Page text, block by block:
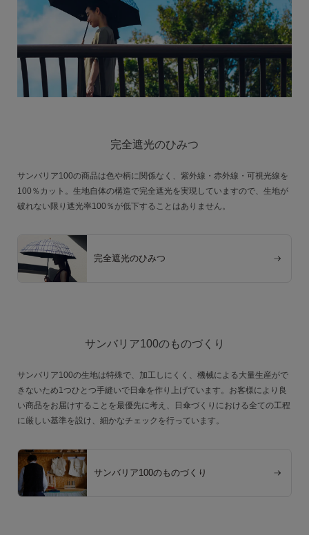
完全遮光のひみつ
サンバリア100の商品は色や柄に関係なく、紫外線・赤外線・可視光線を
100％カット。生地自体の構造で完全遮光を実現していますので、生地が
破れない限り遮光率100％が低下することはありません。
完全遮光のひみつ
サンバリア100のものづくり
サンバリア100の生地は特殊で、加工しにくく、機械による大量生産がで
きないため1つひとつ手縫いで日傘を作り上げています。お客様により良
い商品をお届けすることを最優先に考え、日傘づくりにおける全ての工程
に厳しい基準を設け、細かなチェックを行っています。
サンバリア100のものづくり